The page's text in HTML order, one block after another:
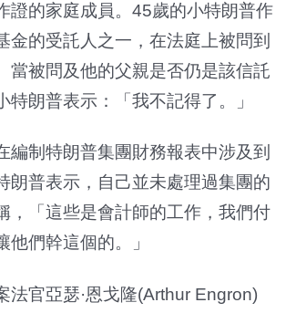
證的家庭成員。45歲的小特朗普作
金的受託人之一，在法庭上被問到
當被問及他的父親是否仍是該信託
特朗普表示：「我不記得了。」
編制特朗普集團財務報表中涉及到
朗普表示，自己並未處理過集團的
，「這些是會計師的工作，我們付
他們幹這個的。」
法官亞瑟·恩戈隆(Arthur Engron)